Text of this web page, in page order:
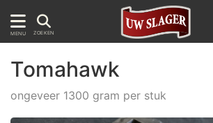
MENU ZOEKEN
Tomahawk
ongeveer 1300 gram per stuk